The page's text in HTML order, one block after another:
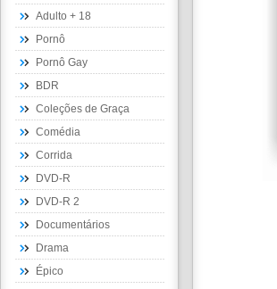
Adulto + 18
Pornô
Pornô Gay
BDR
Coleções de Graça
Comédia
Corrida
DVD-R
DVD-R 2
Documentários
Drama
Épico